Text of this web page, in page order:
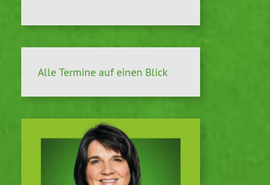
Alle Termine auf einen Blick